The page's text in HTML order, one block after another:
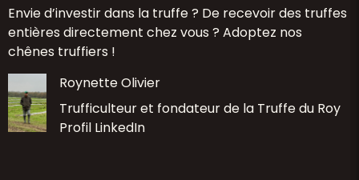
Envie d’investir dans la truffe ? De recevoir des truffes
entières directement chez vous ? Adoptez nos
chênes truffiers !
Roynette Olivier
Trufficulteur et fondateur de la Truffe du Roy
Profil LinkedIn